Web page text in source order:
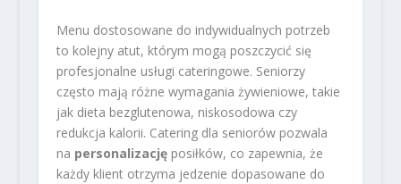
Menu dostosowane do indywidualnych potrzeb
to kolejny atut, którym mogą poszczycić się
profesjonalne usługi cateringowe. Seniorzy
często mają różne wymagania żywieniowe, takie
jak dieta bezglutenowa, niskosodowa czy
redukcja kalorii. Catering dla seniorów pozwala
na personalizacjęposiłków, co zapewnia, że
każdy klient otrzyma jedzenie dopasowane do